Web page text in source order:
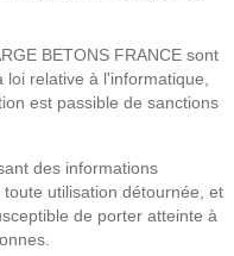
BETONS FRANCE sont
relative à l'informatique,
est passible de sanctions
des informations
utilisation détournée, et
de porter atteinte à